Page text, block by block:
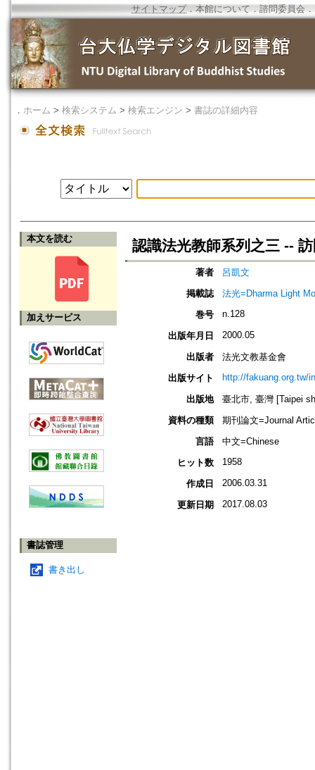
サイトマップ．本館について ． 諮問委員会 ．
． ホーム > 検索システム > 検索エンジン > 書誌の詳細内容
本文を読む
加えサービス
書誌管理
書き出し
認識法光教師系列之三 --
著者
呂凱文
掲載誌
法光=Dharma Light
巻号
n.128
出版年月日 2000.05
出版者
法光文教基金會
出版サイト
http://fakuang.org.tw/
出版地
臺北市, 臺灣 [Taipei
資料の種類
期刊論文=Journal
言語
中文=Chinese
ヒット数
1958
作成日 2006.03.31
更新日期 2017.08.03